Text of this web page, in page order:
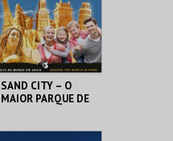
COMPRAR
SAND CITY – O
MAIOR PARQUE DE